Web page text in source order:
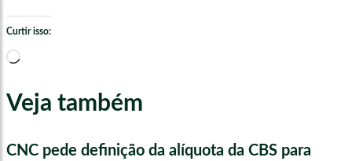
Curtir isso:
Carregando...
Veja também
CNC pede definição da alíquota da CBS para